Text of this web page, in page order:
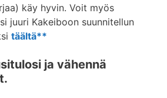
käy hyvin. Voit myös
juuri Kakeiboon suunnitellun
täältä**
ja vähennä